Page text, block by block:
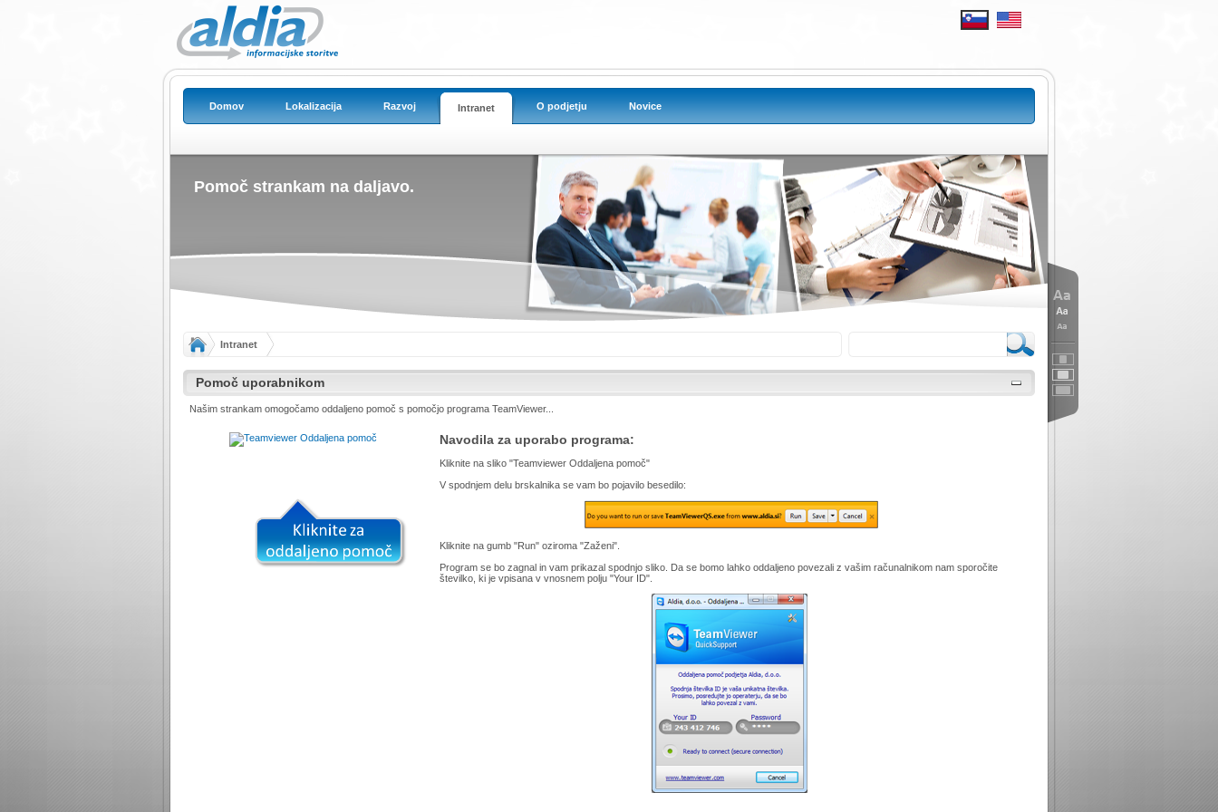
Domov Lokalizacija Razvoj Intranet O podjetju Novice
Pomoč strankam na daljavo.
Intranet
Pomoč uporabnikom
Našim strankam omogočamo oddaljeno pomoč s pomočjo programa TeamViewer...
Navodila za uporabo programa:
Kliknite na sliko "Teamviewer Oddaljena pomoč"
V spodnjem delu brskalnika se vam bo pojavilo besedilo:
Kliknite na gumb "Run" oziroma "Zaženi".
Program se bo zagnal in vam prikazal spodnjo sliko. Da se bomo lahko oddaljeno povezali z vašim računalnikom nam sporočite
številko, ki je vpisana v vnosnem polju "Your ID".